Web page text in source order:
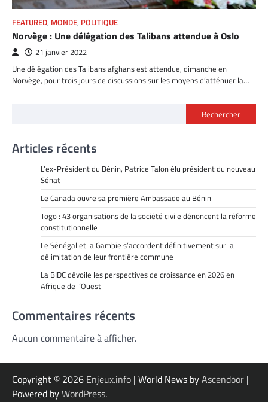
FEATURED, MONDE, POLITIQUE
Norvège : Une délégation des Talibans attendue à Oslo
21 janvier 2022
Une délégation des Talibans afghans est attendue, dimanche en
Norvège, pour trois jours de discussions sur les moyens d’atténuer la…
Rechercher
Articles récents
L’ex-Président du Bénin, Patrice Talon élu président du nouveau
Sénat
Le Canada ouvre sa première Ambassade au Bénin
Togo : 43 organisations de la société civile dénoncent la réforme
constitutionnelle
Le Sénégal et la Gambie s’accordent définitivement sur la
délimitation de leur frontière commune
La BIDC dévoile les perspectives de croissance en 2026 en
Afrique de l’Ouest
Commentaires récents
Aucun commentaire à afficher.
Copyright © 2026 Enjeux.info | World News byAscendoor |
Powered byWordPress.